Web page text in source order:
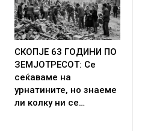
СКОПЈЕ 63 ГОДИНИ ПО
ЗЕМЈОТРЕСОТ: Се
сеќаваме на
урнатините, но знаеме
ли колку ни се…